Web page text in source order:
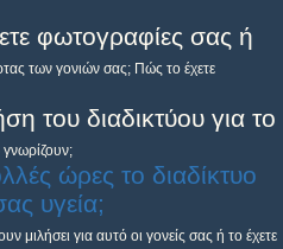
φωτογραφίες σας ή
των γονιών σας; Πώς το έχετε
του διαδικτύου για το
γνωρίζουν;
ώρες το διαδίκτυο
υγεία;
μιλήσει για αυτό οι γονείς σας ή το έχετε